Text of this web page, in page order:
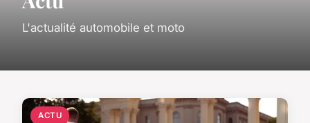
L'actualité automobile et moto
ACTU